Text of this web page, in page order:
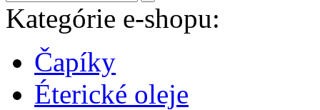
Kategórie e-shopu:
Čapíky
Éterické oleje